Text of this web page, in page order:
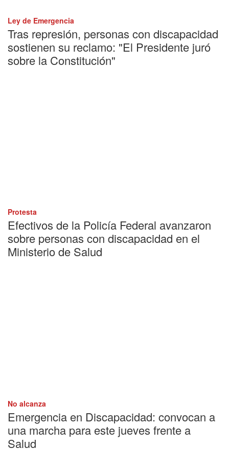
Ley de Emergencia
Tras represión, personas con discapacidad
sostienen su reclamo: "El Presidente juró
sobre la Constitución"
Protesta
Efectivos de la Policía Federal avanzaron
sobre personas con discapacidad en el
Ministerio de Salud
No alcanza
Emergencia en Discapacidad: convocan a
una marcha para este jueves frente a
Salud